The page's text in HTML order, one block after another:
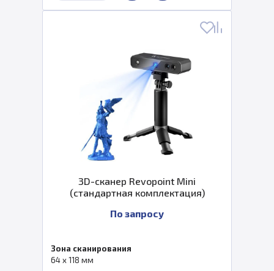
3D-сканер Revopoint Mini
(стандартная комплектация)
По запросу
Зона сканирования
64 x 118 мм